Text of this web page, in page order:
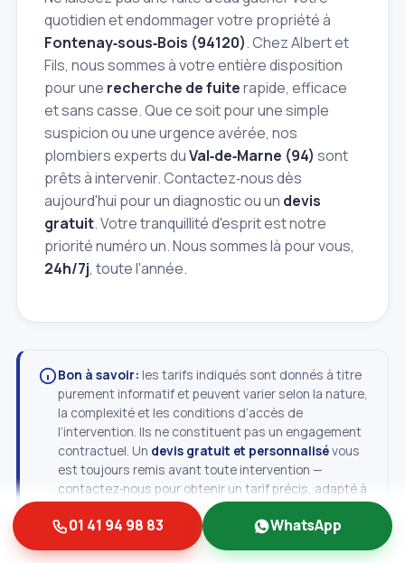
quotidien et endommager votre propriété à
Fontenay‑sous‑Bois (94120). Chez Albert et
Fils, nous sommes à votre entière disposition
pour une recherche de fuiterapide, efficace
et sans casse. Que ce soit pour une simple
suspicion ou une urgence avérée, nos
plombiers experts duVal‑de‑Marne (94) sont
prêts à intervenir. Contactez‑nous dès
aujourd'hui pour un diagnostic ou un devis
gratuit. Votre tranquillité d'esprit est notre
priorité numéro un. Nous sommes là pour vous,
24h/7j, toute l'année.
Bon à savoir: les tarifs indiqués sont donnés à titre
purement informatif et peuvent varier selon la nature,
la complexité et les conditions d’accès de
l’intervention. Ils ne constituent pas un engagement
contractuel. Un devis gratuit et personnalisévous
est toujours remis avant toute intervention —
contactez‑nous pour obtenir un tarif précis, adapté à
01 41 94 98 83 WhatsApp